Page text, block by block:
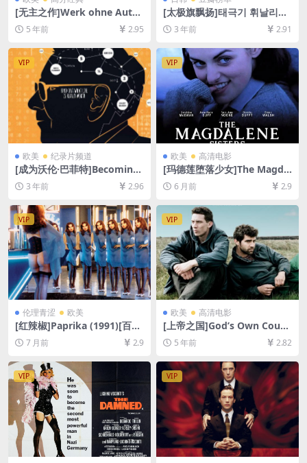
[无主之作]Werk ohne Autor
(2018)完整版[百度网盘+夸克
网盘+迅雷云盘资源1080P超
清未删减][MP4/11GB][原声
中德字幕]
5 年前 2.95
[太极旗飘扬]태극기 휘날리며
(2004)[百度网盘+迅雷云盘资
源1080P超清未删减][MP4/8.
9GB][韩语中字]
3 年前 2.91
VIP
欧美 纪录片频道
[成为沃伦·巴菲特]Becoming
Warren Buffett (2017)[百度
网盘+夸克网盘1080P超清未
删减资源][网盘在线播放/下
载][MP4/5.5GB][中英字幕]
3 年前 2.96
VIP
欧美 高清电影
[玛德莲堕落少女]The Magdal
ene Sisters (2002)[百度网盘
+夸克网盘1080P超清未删减
资源][网盘在线播放/下载][MP
4/7.8GB][中英字幕]
6 月前 2.9
VIP
伦理青涩 欧美
[红辣椒]Paprika (1991)[百度
网盘+夸克网盘1080P超清未
删减资源][网盘下载][MP4/8G
B][中文字幕]【手机/平板无法
在线播放，请使用电脑下载防
和谐压缩包（含解压密码）】
7 月前 2.9
VIP
欧美 高清电影
[上帝之国]God’s Own Count
ry (2017)[百度网盘+迅雷云盘
资源1080P超清未删减][MP4/
5.9GB][中英字幕]【视频文件
+防和谐压缩包（含解压密
码）】
5 年前 2.82
VIP VIP